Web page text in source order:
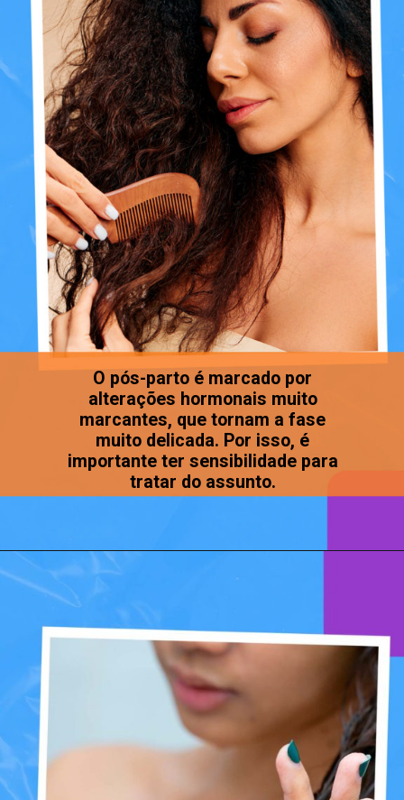
O pós-parto é marcado por
alterações hormonais muito
marcantes, que tornam a fase
muito delicada. Por isso, é
importante ter sensibilidade para
tratar do assunto.